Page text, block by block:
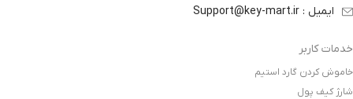
ایمیل : Support@key-mart.ir
خدمات کاربر
خاموش کردن گارد استیم
شارژ کیف پول